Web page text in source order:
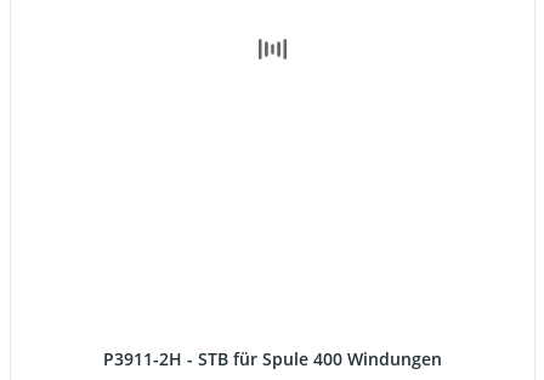
P3911-2H - STB für Spule 400 Windungen